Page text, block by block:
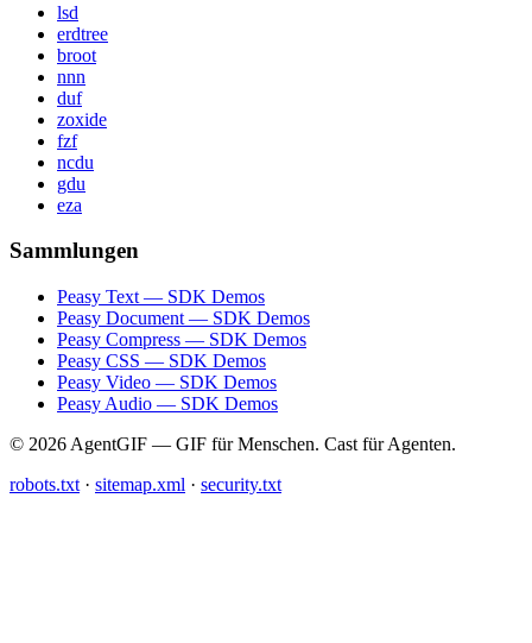
lsd
erdtree
broot
nnn
duf
zoxide
fzf
ncdu
gdu
eza
Sammlungen
Peasy Text — SDK Demos
Peasy Document — SDK Demos
Peasy Compress — SDK Demos
Peasy CSS — SDK Demos
Peasy Video — SDK Demos
Peasy Audio — SDK Demos
© 2026 AgentGIF — GIF für Menschen. Cast für Agenten.
robots.txt · sitemap.xml · security.txt